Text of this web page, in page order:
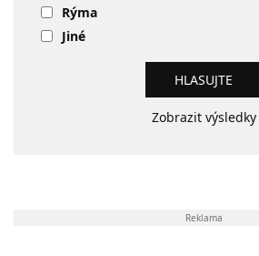
Rýma
Jiné
Zobrazit výsledky
Reklama